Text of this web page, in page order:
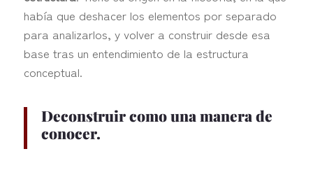
había que deshacer los elementos por separado
para analizarlos, y volver a construir desde esa
base tras un entendimiento de la estructura
conceptual.
Deconstruir como una manera de
conocer.